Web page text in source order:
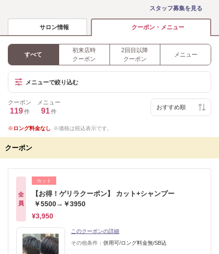
スタッフ募集を見る
サロン情報 クーポン・メニュー
すべて
初来店時
クーポン
2回目以降
クーポン
メニュー
メニューで絞り込む
クーポン
119件
メニュー
91件
ロング料金なし 価格は税込表示です。
クーポン
全
員
カット
【お得！ゲリラクーポン】 カット+シャンプー
￥5500→￥3950
¥3,950
このクーポンの詳細
その他条件： 併用可/ロング料金無/SB込